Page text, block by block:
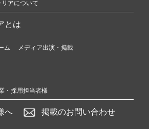
アについて
とは
ム
メディア出演・掲載
・採用担当者様
へ 掲載のお問い合わせ